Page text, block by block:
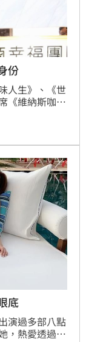
份
人生》、《世
《維納斯咖
三杯，喝咖
年多了自創品
同理心的為廠
籌備首張專
底
演過多部八點
，熱愛透過社